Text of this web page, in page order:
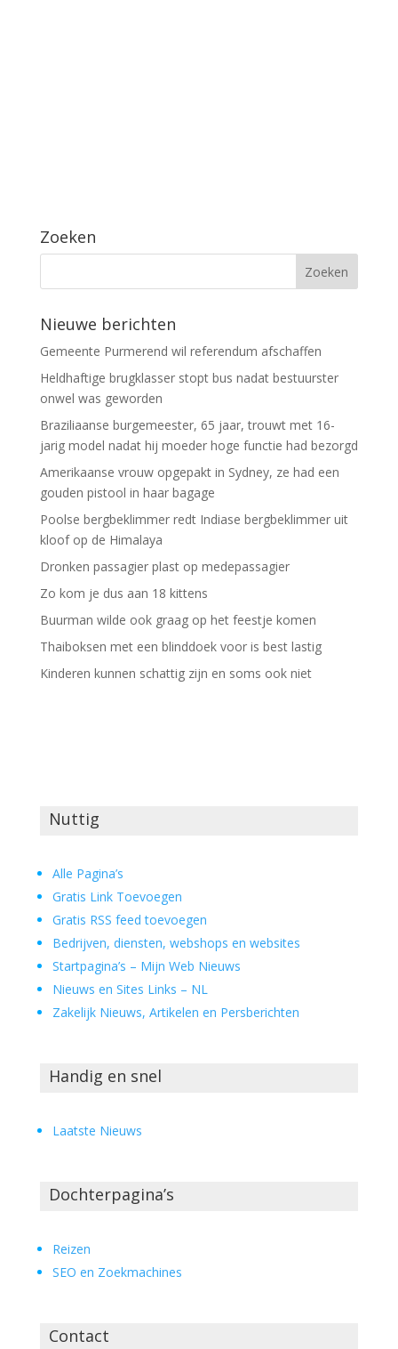
Zoeken
Nieuwe berichten
Gemeente Purmerend wil referendum afschaffen
Heldhaftige brugklasser stopt bus nadat bestuurster
onwel was geworden
Braziliaanse burgemeester, 65 jaar, trouwt met 16-
jarig model nadat hij moeder hoge functie had bezorgd
Amerikaanse vrouw opgepakt in Sydney, ze had een
gouden pistool in haar bagage
Poolse bergbeklimmer redt Indiase bergbeklimmer uit
kloof op de Himalaya
Dronken passagier plast op medepassagier
Zo kom je dus aan 18 kittens
Buurman wilde ook graag op het feestje komen
Thaiboksen met een blinddoek voor is best lastig
Kinderen kunnen schattig zijn en soms ook niet
Nuttig
Alle Pagina’s
Gratis Link Toevoegen
Gratis RSS feed toevoegen
Bedrijven, diensten, webshops en websites
Startpagina’s – Mijn Web Nieuws
Nieuws en Sites Links – NL
Zakelijk Nieuws, Artikelen en Persberichten
Handig en snel
Laatste Nieuws
Dochterpagina’s
Reizen
SEO en Zoekmachines
Contact